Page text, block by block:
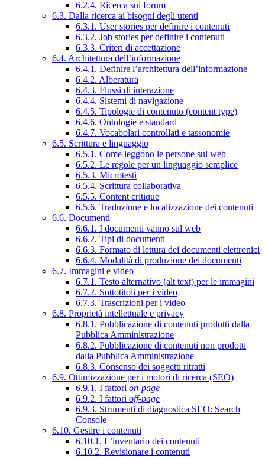
6.2.4. Ricerca sui forum
6.3. Dalla ricerca ai bisogni degli utenti
6.3.1. User stories per definire i contenuti
6.3.2. Job stories per definire i contenuti
6.3.3. Criteri di accettazione
6.4. Architettura dell’informazione
6.4.1. Definire l’architettura dell’informazione
6.4.2. Alberatura
6.4.3. Flussi di interazione
6.4.4. Sistemi di navigazione
6.4.5. Tipologie di contenuto (content type)
6.4.6. Ontologie e standard
6.4.7. Vocabolari controllati e tassonomie
6.5. Scrittura e linguaggio
6.5.1. Come leggono le persone sul web
6.5.2. Le regole per un linguaggio semplice
6.5.3. Microtesti
6.5.4. Scrittura collaborativa
6.5.5. Content critique
6.5.6. Traduzione e localizzazione dei contenuti
6.6. Documenti
6.6.1. I documenti vanno sul web
6.6.2. Tipi di documenti
6.6.3. Formato di lettura dei documenti elettronici
6.6.4. Modalità di produzione dei documenti
6.7. Immagini e video
6.7.1. Testo alternativo (alt text) per le immagini
6.7.2. Sottotitoli per i video
6.7.3. Trascrizioni per i video
6.8. Proprietà intellettuale e privacy
6.8.1. Pubblicazione di contenuti prodotti dalla
Pubblica Amministrazione
6.8.2. Pubblicazione di contenuti non prodotti
dalla Pubblica Amministrazione
6.8.3. Consenso dei soggetti ritratti
6.9. Ottimizzazione per i motori di ricerca (SEO)
6.9.1. I fattori on-page
6.9.2. I fattori off-page
6.9.3. Strumenti di diagnostica SEO: Search
Console
6.10. Gestire i contenuti
6.10.1. L’inventario dei contenuti
6.10.2. Revisionare i contenuti